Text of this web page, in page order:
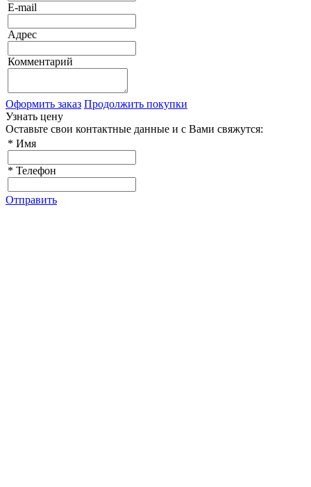
E-mail
Адрес
Комментарий
Оформить заказ Продолжить покупки
Узнать цену
Оставьте свои контактные данные и с Вами свяжутся:
* Имя
* Телефон
Отправить